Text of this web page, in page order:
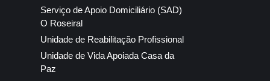
Serviço de Apoio Domiciliário (SAD)
O Roseiral
Unidade de Reabilitação Profissional
Unidade de Vida Apoiada Casa da
Paz